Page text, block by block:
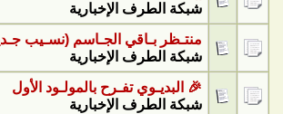
شبكة الطرف الإخبارية
منتـظر بـاقي الجـاسم (نسـيب
شبكة الطرف الإخبارية
🎉 البديـوي تفـرح بالمولـود الأول
شبكة الطرف الإخبارية